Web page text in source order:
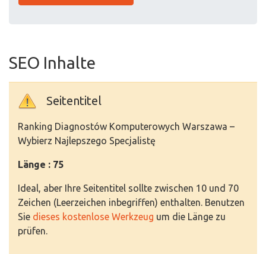
SEO Inhalte
Seitentitel
Ranking Diagnostów Komputerowych Warszawa –
Wybierz Najlepszego Specjalistę
Länge : 75
Ideal, aber Ihre Seitentitel sollte zwischen 10 und 70
Zeichen (Leerzeichen inbegriffen) enthalten. Benutzen
Sie dieses kostenlose Werkzeug um die Länge zu
prüfen.